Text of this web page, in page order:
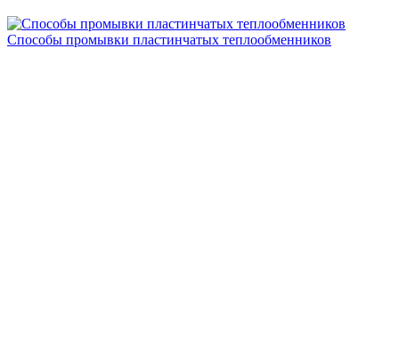
Способы промывки пластинчатых теплообменников